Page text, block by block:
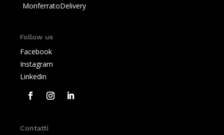
MonferratoDelivery
Follow us
Facebook
Instagram
Linkedin
Contatti